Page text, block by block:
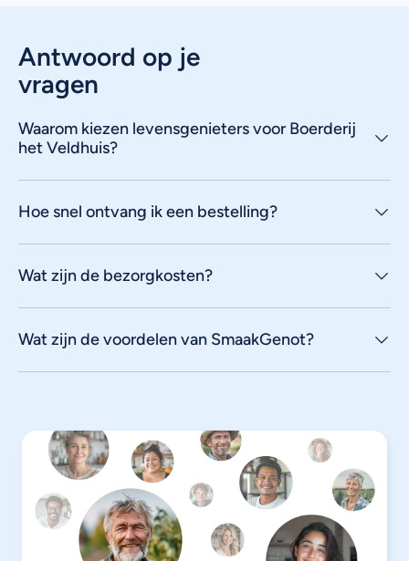
Antwoord op je
vragen
Waarom kiezen levensgenieters voor Boerderij
het Veldhuis?
Hoe snel ontvang ik een bestelling?
Wat zijn de bezorgkosten?
Wat zijn de voordelen van SmaakGenot?